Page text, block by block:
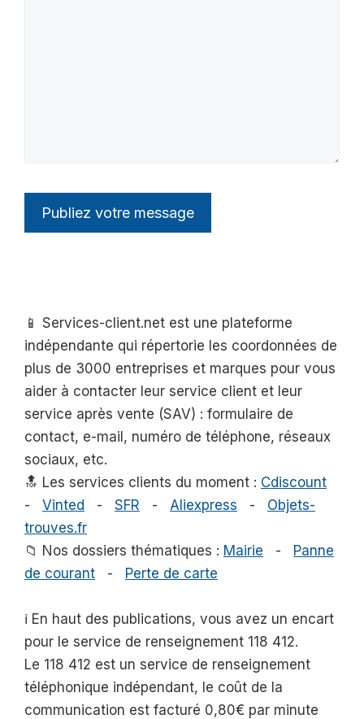
📱 Services-client.net est une plateforme
indépendante qui répertorie les coordonnées de
plus de 3000 entreprises et marques pour vous
aider à contacter leur service client et leur
service après vente (SAV) : formulaire de
contact, e-mail, numéro de téléphone, réseaux
sociaux, etc.
🔝 Les services clients du moment : Cdiscount
- Vinted - SFR - Aliexpress - Objets-
trouves.fr
📁 Nos dossiers thématiques : Mairie - Panne
de courant - Perte de carte
ℹ️ En haut des publications, vous avez un encart
pour le service de renseignement 118 412.
Le 118 412 est un service de renseignement
téléphonique indépendant, le coût de la
communication est facturé 0,80€ par minute